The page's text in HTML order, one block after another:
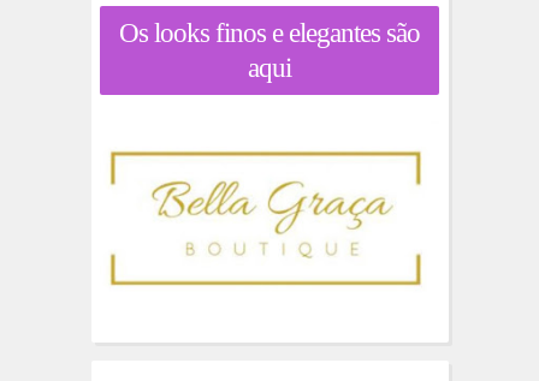
Os looks finos e elegantes são
aqui